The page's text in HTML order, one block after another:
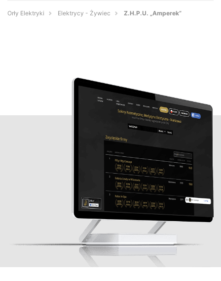
Orły Elektryki Elektrycy - Żywiec Z.H.P.U. „Amperek”